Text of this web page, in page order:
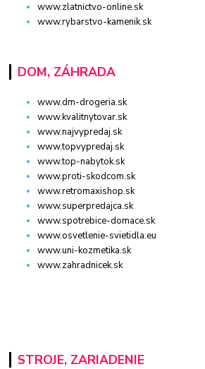
www.zlatnictvo-online.sk
www.rybarstvo-kamenik.sk
DOM, ZÁHRADA
www.dm-drogeria.sk
www.kvalitnytovar.sk
www.najvypredaj.sk
www.topvypredaj.sk
www.top-nabytok.sk
www.proti-skodcom.sk
www.retromaxishop.sk
www.superpredajca.sk
www.spotrebice-domace.sk
www.osvetlenie-svietidla.eu
www.uni-kozmetika.sk
www.zahradnicek.sk
STROJE, ZARIADENIE